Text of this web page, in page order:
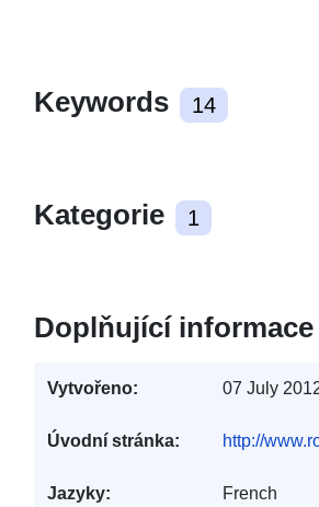
Keywords 14
Kategorie 1
Doplňující informace
Vytvořeno: 07 July
Úvodní stránka: http://
Jazyky: French